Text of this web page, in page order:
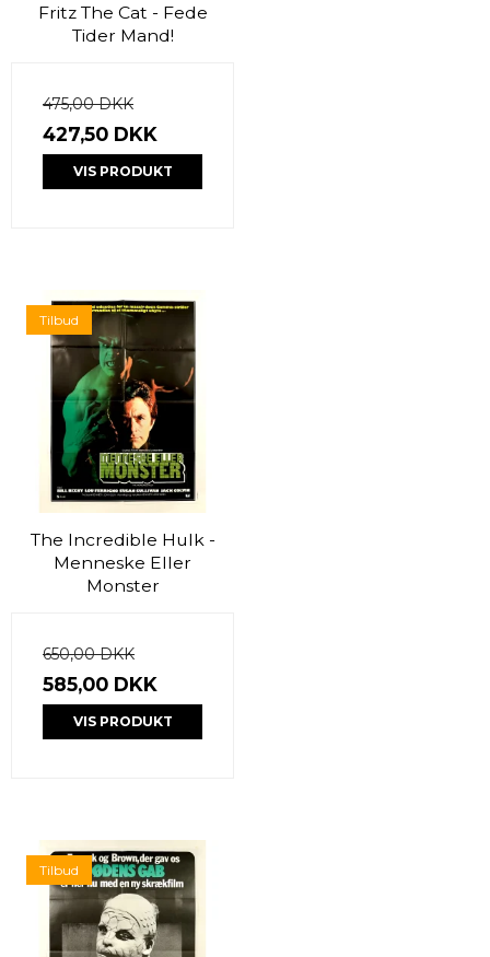
Fritz The Cat - Fede
Tider Mand!
475,00 DKK
427,50 DKK
VIS PRODUKT
Tilbud
The Incredible Hulk -
Menneske Eller
Monster
650,00 DKK
585,00 DKK
VIS PRODUKT
Tilbud